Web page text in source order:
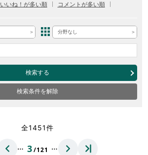
いいね！が多い順 コメントが多い順
分野なし
検索する
検索条件を解除
全1451件
… 3/121 …